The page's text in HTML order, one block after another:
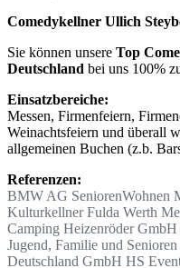
Comedykellner Ullich
Sie können unsere Top
Deutschland bei uns 100%
Einsatzbereiche:
Messen, Firmenfeiern,
Weinachtsfeiern und überall
allgemeinen Buchen (z.b.
Referenzen:
BMW AG SeniorenWohnen
Kulturkellner Fulda Werth
Camping Heizenröder
Jugend, Familie und
Deutschland GmbH HS